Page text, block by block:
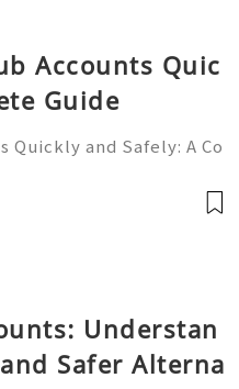
Accounts Quic
Guide
and Safely: A Co
programmers, startup
Understan
Safer Alterna